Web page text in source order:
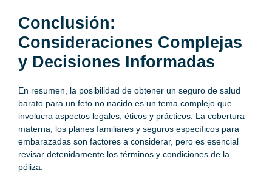
Conclusión:
Consideraciones Complejas
y Decisiones Informadas
En resumen, la posibilidad de obtener un seguro de salud
barato para un feto no nacido es un tema complejo que
involucra aspectos legales, éticos y prácticos. La cobertura
materna, los planes familiares y seguros específicos para
embarazadas son factores a considerar, pero es esencial
revisar detenidamente los términos y condiciones de la
póliza.